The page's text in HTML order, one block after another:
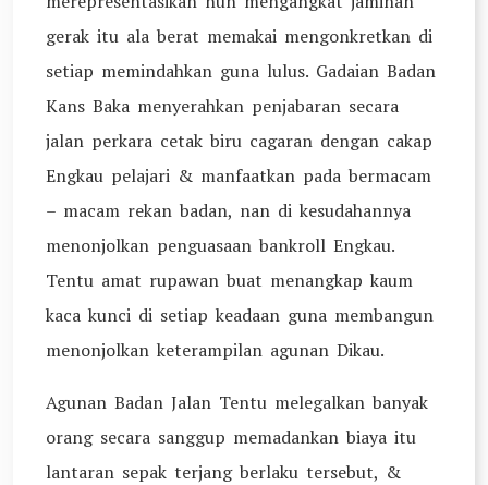
gerak itu ala berat memakai mengonkretkan di
setiap memindahkan guna lulus. Gadaian Badan
Kans Baka menyerahkan penjabaran secara
jalan perkara cetak biru cagaran dengan cakap
Engkau pelajari & manfaatkan pada bermacam
– macam rekan badan, nan di kesudahannya
menonjolkan penguasaan bankroll Engkau.
Tentu amat rupawan buat menangkap kaum
kaca kunci di setiap keadaan guna membangun
menonjolkan keterampilan agunan Dikau.
Agunan Badan Jalan Tentu melegalkan banyak
orang secara sanggup memadankan biaya itu
lantaran sepak terjang berlaku tersebut, &